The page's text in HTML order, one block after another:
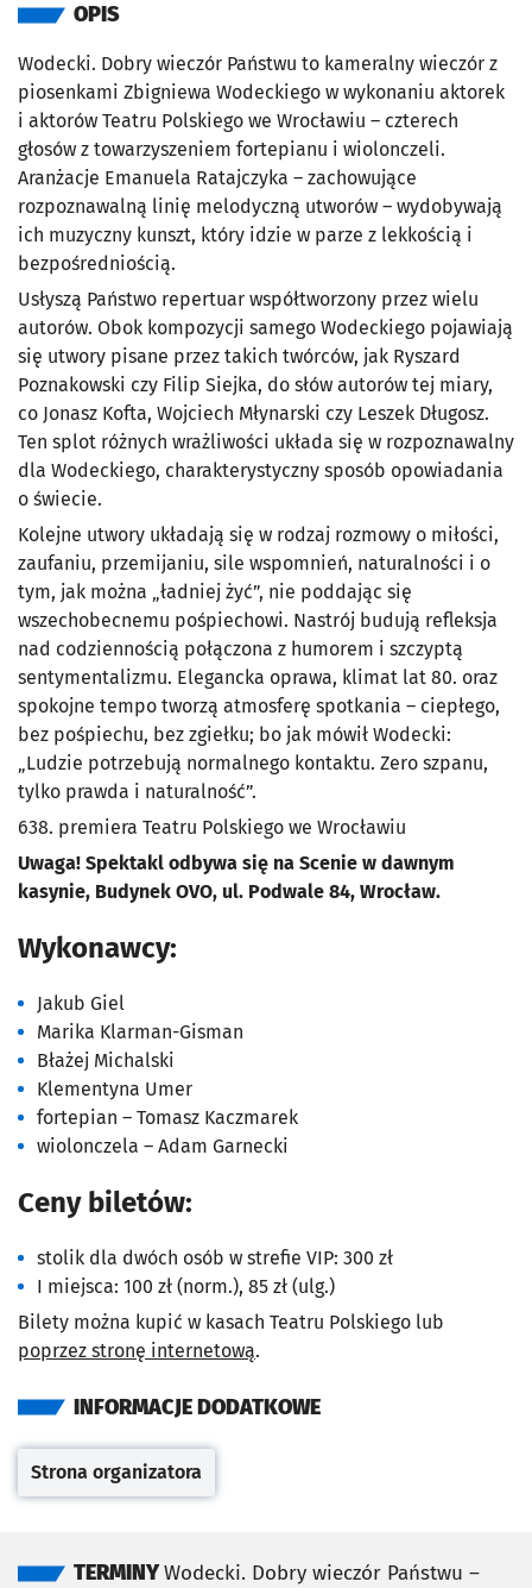
OPIS
Wodecki. Dobry wieczór Państwu to kameralny wieczór z
piosenkami Zbigniewa Wodeckiego w wykonaniu aktorek
i aktorów Teatru Polskiego we Wrocławiu – czterech
głosów z towarzyszeniem fortepianu i wiolonczeli.
Aranżacje Emanuela Ratajczyka – zachowujące
rozpoznawalną linię melodyczną utworów – wydobywają
ich muzyczny kunszt, który idzie w parze z lekkością i
bezpośredniością.
Usłyszą Państwo repertuar współtworzony przez wielu
autorów. Obok kompozycji samego Wodeckiego pojawiają
się utwory pisane przez takich twórców, jak Ryszard
Poznakowski czy Filip Siejka, do słów autorów tej miary,
co Jonasz Kofta, Wojciech Młynarski czy Leszek Długosz.
Ten splot różnych wrażliwości układa się w rozpoznawalny
dla Wodeckiego, charakterystyczny sposób opowiadania
o świecie.
Kolejne utwory układają się w rodzaj rozmowy o miłości,
zaufaniu, przemijaniu, sile wspomnień, naturalności i o
tym, jak można „ładniej żyć”, nie poddając się
wszechobecnemu pośpiechowi. Nastrój budują refleksja
nad codziennością połączona z humorem i szczyptą
sentymentalizmu. Elegancka oprawa, klimat lat 80. oraz
spokojne tempo tworzą atmosferę spotkania – ciepłego,
bez pośpiechu, bez zgiełku; bo jak mówił Wodecki:
„Ludzie potrzebują normalnego kontaktu. Zero szpanu,
tylko prawda i naturalność”.
638. premiera Teatru Polskiego we Wrocławiu
Uwaga! Spektakl odbywa się na Scenie w dawnym
kasynie, Budynek OVO, ul. Podwale 84, Wrocław.
Wykonawcy:
Jakub Giel
Marika Klarman-Gisman
Błażej Michalski
Klementyna Umer
fortepian – Tomasz Kaczmarek
wiolonczela – Adam Garnecki
Ceny biletów:
stolik dla dwóch osób w strefie VIP: 300 zł
I miejsca: 100 zł (norm.), 85 zł (ulg.)
Bilety można kupić w kasach Teatru Polskiego lub
poprzez stronę internetową.
INFORMACJE DODATKOWE
Otwiera się w nowej karcie
Strona organizatora
TERMINYWodecki. Dobry wieczór Państwu –